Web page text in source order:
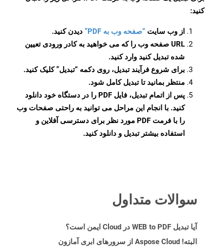
کنید:
از وب سایت “صفحه وب به PDF”
دیدن کنید.
URL صفحه وب را که می خواهید به کادر ورودی تعیین
شده تبدیل کنید وارد کنید.
برای شروع فرآیند تبدیل، روی دکمه “تبدیل” کلیک کنید.
منتظر بمانید تا تبدیل کامل شود.
پس از اتمام تبدیل، فایل PDF را در دستگاه خود دانلود
کنید. با انجام این مراحل می توانید به راحتی صفحات وب
را با فرمت PDF مورد نظر برای دسترسی آفلاین و
استفاده بیشتر تبدیل و دانلود کنید.
سوالات متداول
آیا تبدیل WEB to PDF در Cloud ایمن است؟
البته! Aspose Cloud از سرورهای ابری آمازون